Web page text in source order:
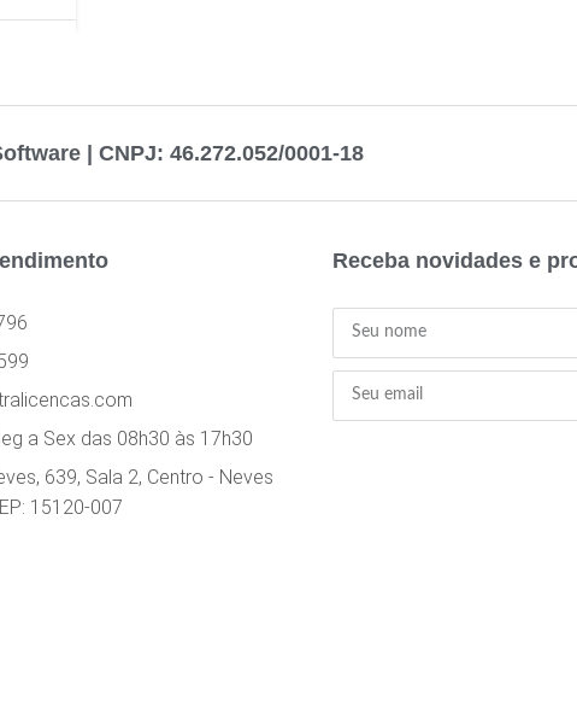
| CNPJ: 46.272.052/0001-18
a Sex das 08h30 às 17h30
639, Sala 2, Centro - Neves
15120-007
Receba novidades e